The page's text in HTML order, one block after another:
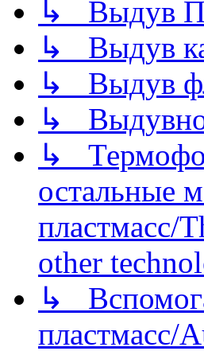
↳ Выдув
↳ Выдув
↳ Выдув
↳
↳
остальные
пластмасс/
other
↳
пластмасс/